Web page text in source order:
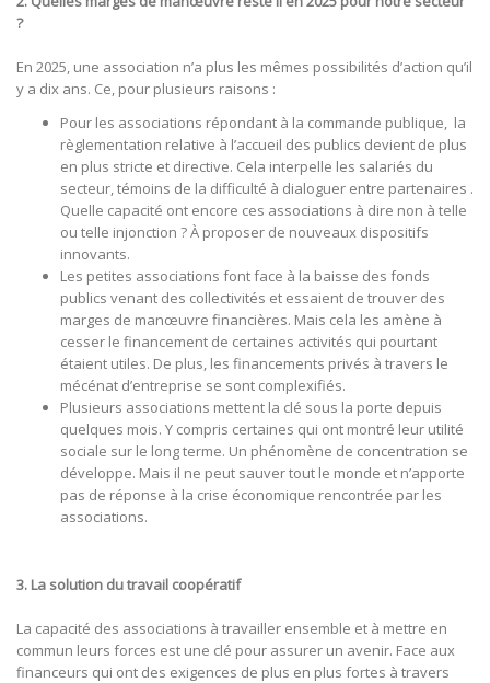
?
En 2025, une association n’a plus les mêmes possibilités d’action qu’il
y a dix ans. Ce, pour plusieurs raisons :
Pour les associations répondant à la commande publique, la
règlementation relative à l’accueil des publics devient de plus
en plus stricte et directive. Cela interpelle les salariés du
secteur, témoins de la difficulté à dialoguer entre partenaires .
Quelle capacité ont encore ces associations à dire non à telle
ou telle injonction ? À proposer de nouveaux dispositifs
innovants.
Les petites associations font face à la baisse des fonds
publics venant des collectivités et essaient de trouver des
marges de manœuvre financières. Mais cela les amène à
cesser le financement de certaines activités qui pourtant
étaient utiles. De plus, les financements privés à travers le
mécénat d’entreprise se sont complexifiés.
Plusieurs associations mettent la clé sous la porte depuis
quelques mois. Y compris certaines qui ont montré leur utilité
sociale sur le long terme. Un phénomène de concentration se
développe. Mais il ne peut sauver tout le monde et n’apporte
pas de réponse à la crise économique rencontrée par les
associations.
3. La solution du travail coopératif
La capacité des associations à travailler ensemble et à mettre en
commun leurs forces est une clé pour assurer un avenir. Face aux
financeurs qui ont des exigences de plus en plus fortes à travers